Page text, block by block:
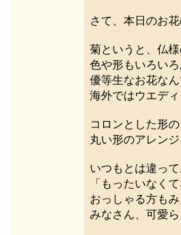
さて、本日のお花
菊というと、仏
色や形もいろい
優等生なお花なん
海外ではウエデ
コロンとした形
丸い形のアレン
いつもとは違っ
「もったいなく
おっしゃる方もみ
みなさん、可愛